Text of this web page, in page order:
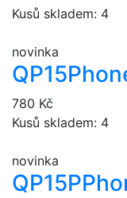
Kusů skladem: 4
novinka
QP15
780 Kč
Kusů skladem: 4
novinka
QP15P